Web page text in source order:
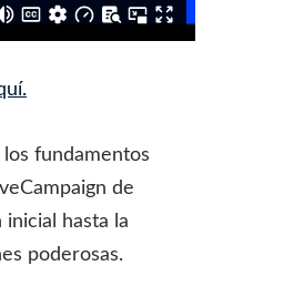
fundamentos
de
hasta la
poderosas.